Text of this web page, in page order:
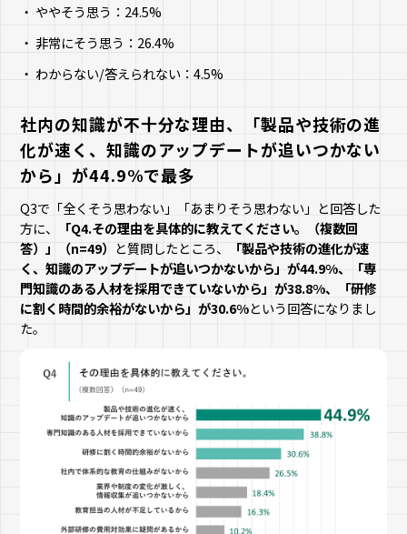
ややそう思う：24.5%
非常にそう思う：26.4%
わからない/答えられない：4.5%
社内の知識が不十分な理由、「製品や技術の進
化が速く、知識のアップデートが追いつかない
から」が44.9%で最多
Q3で「全くそう思わない」「あまりそう思わない」と回答した
方に、
「Q4.その理由を具体的に教えてください。（複数回
答）」（n=49） と質問したところ、
「製品や技術の進化が速
く、知識のアップデートが追いつかないから」が44.9%、「専
門知識のある人材を採用できていないから」が38.8%、「研修
に割く時間的余裕がないから」が30.6%という回答になりまし
た。